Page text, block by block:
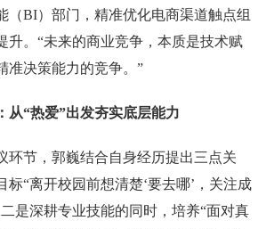
（BI）部门，精准优化电商渠道触点组
升。“未来的商业竞争，本质是技术赋
准决策能力的竞争。”
从“热爱”出发夯实底层能力
环节，郭巍结合自身经历提出三点关
标“离开校园前想清楚‘要去哪’，关注成
是深耕专业技能的同时，培养“面对真